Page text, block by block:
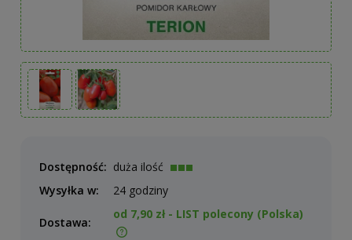
Dostępność: duża ilość
Wysyłka w:
24 godziny
Dostawa:
od 7,90 zł - LIST polecony (Polska)